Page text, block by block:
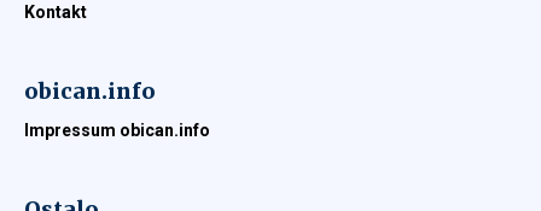
Kontakt
obican.info
Impressum obican.info